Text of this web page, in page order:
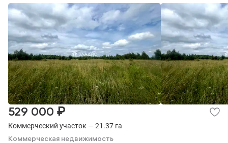
Коммерческий участок — 21.37 га
Коммерческая недвижимость
529 000 ₽